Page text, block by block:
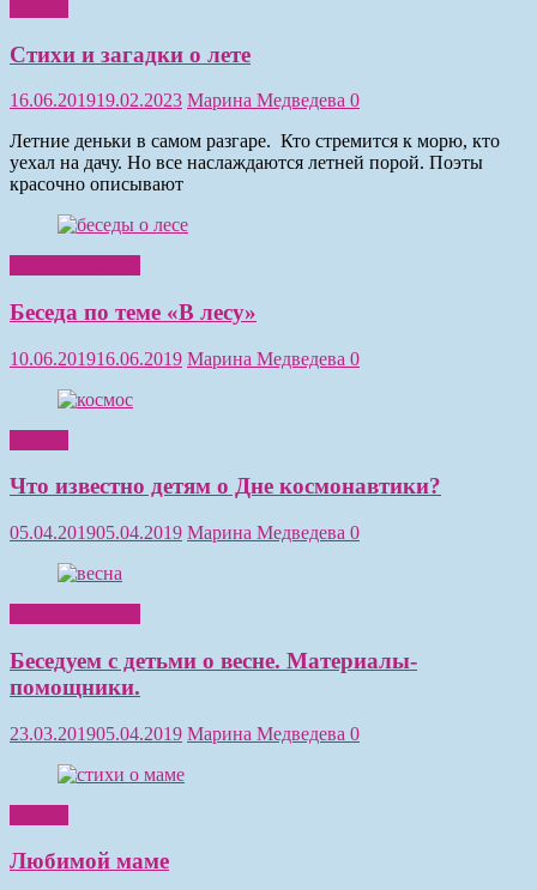
Стихи и загадки о лете
16.06.201919.02.2023 Марина Медведева 0
Летние деньки в самом разгаре. Кто стремится к морю, кто
уехал на дачу. Но все наслаждаются летней порой. Поэты
красочно описывают
Беседа по теме «В лесу»
10.06.201916.06.2019 Марина Медведева 0
Что известно детям о Дне космонавтики?
05.04.201905.04.2019 Марина Медведева 0
Беседуем с детьми о весне. Материалы-
помощники.
23.03.201905.04.2019 Марина Медведева 0
Любимой маме